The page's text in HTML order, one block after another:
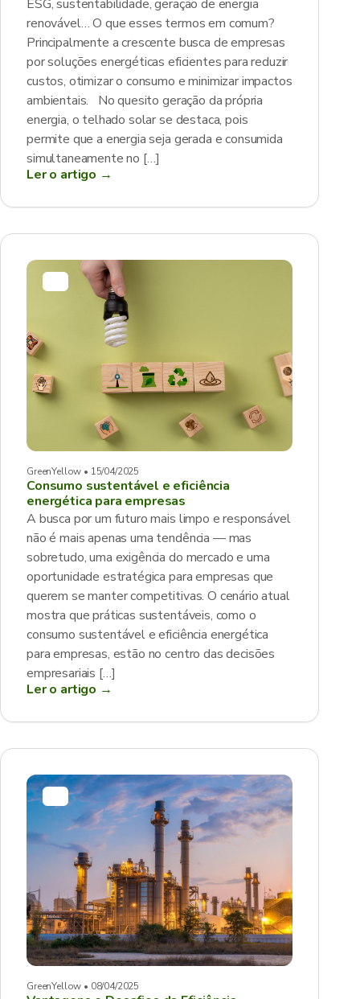
ESG, sustentabilidade, geração de energia
renovável… O que esses termos em comum?
Principalmente a crescente busca de empresas
por soluções energéticas eficientes para reduzir
custos, otimizar o consumo e minimizar impactos
ambientais. No quesito geração da própria
energia, o telhado solar se destaca, pois
permite que a energia seja gerada e consumida
simultaneamente no […]
Ler o artigo →
GreenYellow • 15/04/2025
Consumo sustentável e eficiência
energética para empresas
A busca por um futuro mais limpo e responsável
não é mais apenas uma tendência — mas
sobretudo, uma exigência do mercado e uma
oportunidade estratégica para empresas que
querem se manter competitivas. O cenário atual
mostra que práticas sustentáveis, como o
consumo sustentável e eficiência energética
para empresas, estão no centro das decisões
empresariais […]
Ler o artigo →
GreenYellow • 08/04/2025